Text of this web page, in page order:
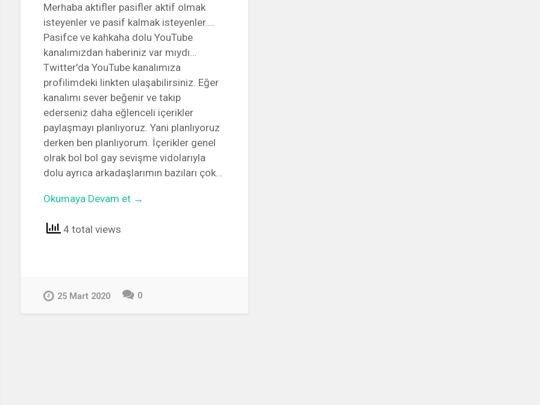
Merhaba aktifler pasifler aktif olmak
isteyenler ve pasif kalmak isteyenler….
Pasifce ve kahkaha dolu YouTube
kanalımızdan haberiniz var mıydı…
Twitter’da YouTube kanalımıza
profilimdeki linkten ulaşabilirsiniz. Eğer
kanalımı sever beğenir ve takip
ederseniz daha eğlenceli içerikler
paylaşmayı planlıyoruz. Yani planlıyoruz
derken ben planlıyorum. İçerikler genel
olrak bol bol gay sevişme vidolarıyla
dolu ayrıca arkadaşlarımın bazıları çok…
Okumaya Devam et →
4 total views
25 Mart 2020 0